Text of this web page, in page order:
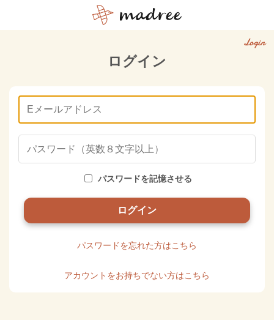
Login
ログイン
パスワードを記憶させる
パスワードを忘れた方はこちら
アカウントをお持ちでない方はこちら